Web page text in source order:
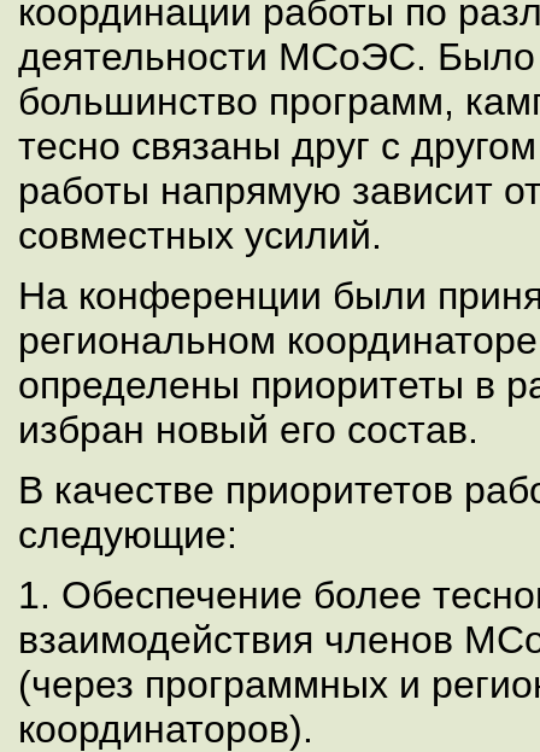
координации работы по
деятельности МСоЭС. Было
большинство программ,
тесно связаны друг с
работы напрямую зависит
совместных усилий.
На конференции были
региональном
определены приоритеты в
избран новый его состав.
В качестве приоритетов
следующие:
1. Обеспечение более
взаимодействия членов
(через программных и
координаторов).